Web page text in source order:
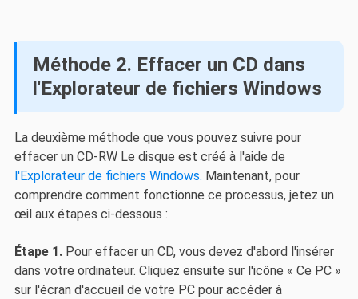
Méthode 2. Effacer un CD dans
l'Explorateur de fichiers Windows
La deuxième méthode que vous pouvez suivre pour
effacer un CD-RW Le disque est créé à l'aide de
l'Explorateur de fichiers Windows. Maintenant, pour
comprendre comment fonctionne ce processus, jetez un
œil aux étapes ci-dessous :
Étape 1.Pour effacer un CD, vous devez d'abord l'insérer
dans votre ordinateur. Cliquez ensuite sur l'icône « Ce PC »
sur l'écran d'accueil de votre PC pour accéder à